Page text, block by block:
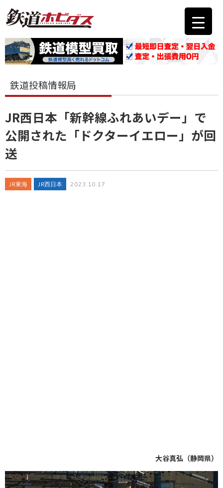
鉄道投稿情報局
JR西日本「新幹線ふれあいデー」で
公開された「ドクターイエロー」が回
送
JR東海 JR西日本 2023.10.17
大谷真弘（静岡県）